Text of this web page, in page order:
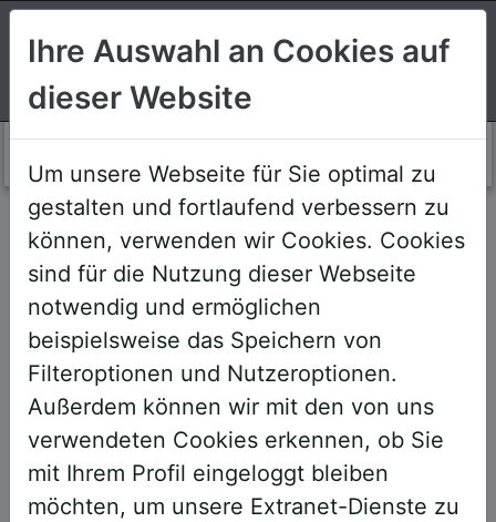
Willkommen!
Sehr geehrte Teilnehmerinnen und
Teilnehmer,
um Ihnen zukünftige Buchungen zu
erleichtern, haben wir unser System
umstrukturiert und den AWS+-Account
entsprechend angepasst. Bitte führen
Ihre Auswahl an Cookies auf
dieser Website
Um unsere Webseite für Sie optimal zu
gestalten und fortlaufend verbessern zu
können, verwenden wir Cookies. Cookies
sind für die Nutzung dieser Webseite
notwendig und ermöglichen
beispielsweise das Speichern von
Filteroptionen und Nutzeroptionen.
Außerdem können wir mit den von uns
verwendeten Cookies erkennen, ob Sie
mit Ihrem Profil eingeloggt bleiben
möchten, um unsere Extranet-Dienste zu